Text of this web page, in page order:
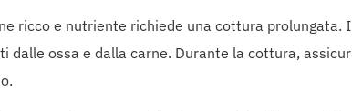
ricco e nutriente richiede una cottura
dalle ossa e dalla carne. Durante la cottura,